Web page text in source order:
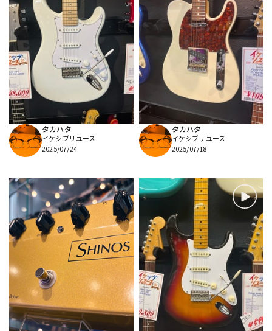
DJ機器 DTM
DTM オンライン納品 レコーディング機器
配信/ライブ機器 楽器アクセサリ
中古 ヴィンテージ
タカハタ
イケシブリユース
2025/07/24
タカハタ
イケシブリユース
2025/07/18